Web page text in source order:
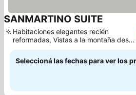
SANMARTINO SUITE
Habitaciones elegantes recién
reformadas, Vistas a la montaña desde
tu habitación
Seleccioná las fechas para ver los